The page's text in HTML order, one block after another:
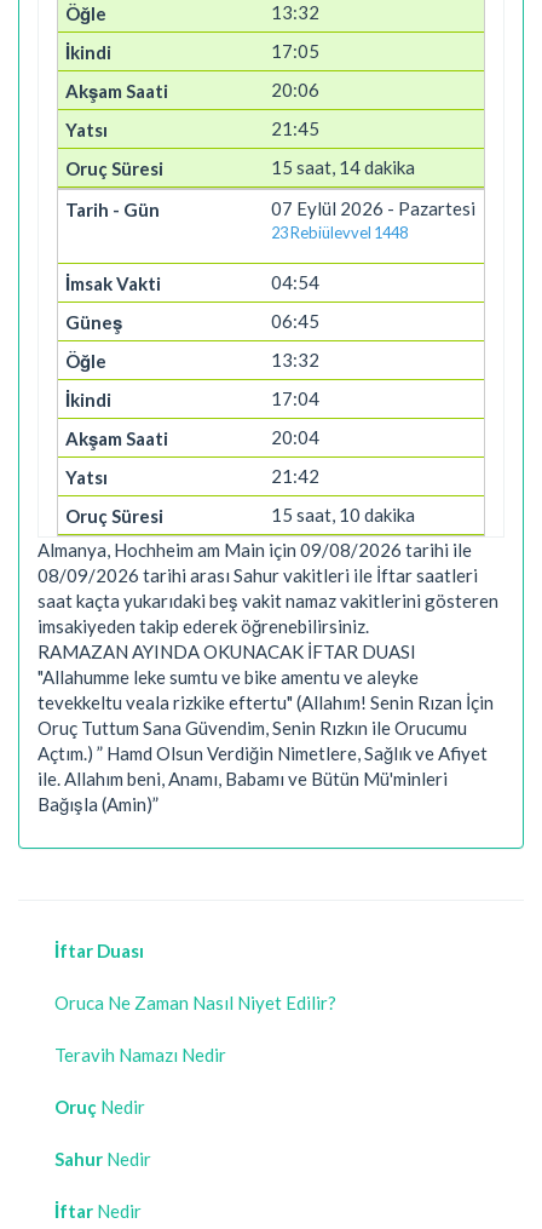
13:32
17:05
20:06
21:45
15 saat, 14 dakika
07 Eylül 2026 - Pazartesi
23 Rebiülevvel 1448
04:54
06:45
13:32
17:04
20:04
21:42
15 saat, 10 dakika
Almanya, Hochheim am Main için 09/08/2026 tarihi ile
08/09/2026 tarihi arası Sahur vakitleri ile İftar saatleri
saat kaçta yukarıdaki beş vakit namaz vakitlerini gösteren
imsakiyeden takip ederek öğrenebilirsiniz.
RAMAZAN AYINDA OKUNACAK İFTAR DUASI
"Allahumme leke sumtu ve bike amentu ve aleyke
tevekkeltu veala rizkike eftertu" (Allahım! Senin Rızan İçin
Oruç Tuttum Sana Güvendim, Senin Rızkın ile Orucumu
Açtım.) ” Hamd Olsun Verdiğin Nimetlere, Sağlık ve Afiyet
ile. Allahım beni, Anamı, Babamı ve Bütün Mü'minleri
Bağışla (Amin)”
İftar Duası
Oruca Ne Zaman Nasıl Niyet Edilir?
Teravih Namazı Nedir
Oruç Nedir
Sahur Nedir
İftar Nedir